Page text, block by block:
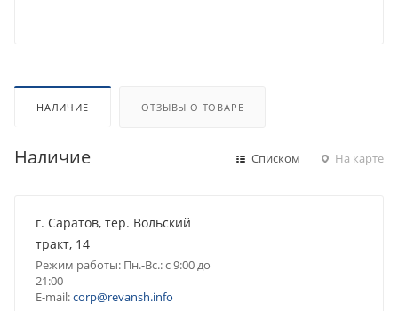
НАЛИЧИЕ ОТЗЫВЫ О ТОВАРЕ
Наличие Списком На карте
г. Саратов, тер. Вольский
тракт, 14
Режим работы: Пн.-Вс.: с 9:00 до
21:00
E-mail:corp@revansh.info